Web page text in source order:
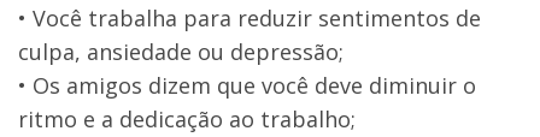
• Você trabalha para reduzir sentimentos de
culpa, ansiedade ou depressão;
• Os amigos dizem que você deve diminuir o
ritmo e a dedicação ao trabalho;